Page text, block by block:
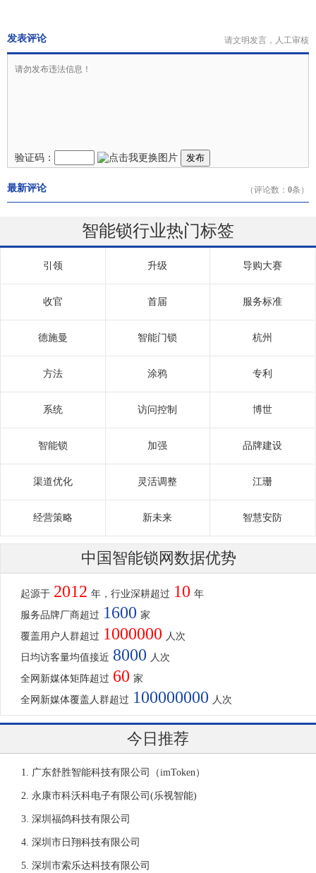
发表评论 请文明发言，人工审核
验证码： 发布
最新评论 （评论数： 0条）
智能锁行业热门标签
引领 升级 导购大赛
收官 首届 服务标准
德施曼 智能门锁 杭州
方法 涂鸦 专利
系统 访问控制 博世
智能锁 加强 品牌建设
渠道优化 灵活调整 江珊
经营策略 新未来 智慧安防
中国智能锁网数据优势
起源于 2012 年，行业深耕超过 10 年
服务品牌厂商超过 1600 家
覆盖用户人群超过 1000000 人次
日均访客量均值接近 8000 人次
全网新媒体矩阵超过 60 家
全网新媒体覆盖人群超过 100000000 人次
今日推荐
广东舒胜智能科技有限公司（imToken）
永康市科沃科电子有限公司(乐视智能)
深圳福鸽科技有限公司
深圳市日翔科技有限公司
深圳市索乐达科技有限公司